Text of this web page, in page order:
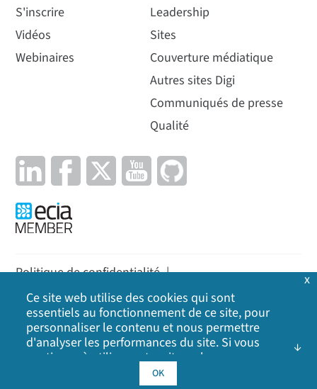
S'inscrire
Vidéos
Webinaires
Leadership
Sites
Couverture médiatique
Autres sites Digi
Communiqués de presse
Qualité
Politique de confidentialité |
Politique en matière de cookies | Politique
Plan du site
2026 Digi International Inc. Tous droits réservés.
Ce site web utilise des cookies qui sont
essentiels au fonctionnement de ce site, pour
personnaliser le contenu et nous permettre
d'analyser les performances du site. Si vous
continuez à utiliser notre site web, vous
consentez à l'utilisation de nos cookies. Cliquez
OK
x